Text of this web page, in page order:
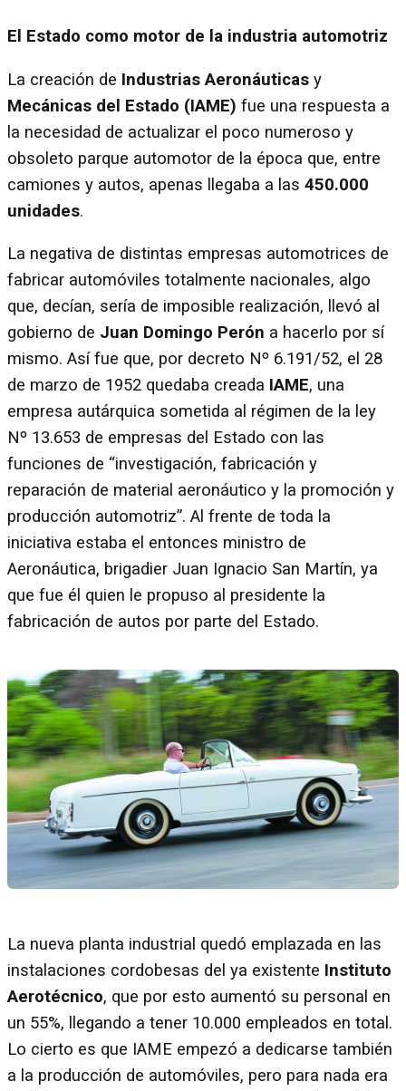
El Estado como motor de la industria automotriz
La creación de Industrias Aeronáuticas y
Mecánicas del Estado (IAME) fue una respuesta a
la necesidad de actualizar el poco numeroso y
obsoleto parque automotor de la época que, entre
camiones y autos, apenas llegaba a las 450.000
unidades.
La negativa de distintas empresas automotrices de
fabricar automóviles totalmente nacionales, algo
que, decían, sería de imposible realización, llevó al
gobierno de Juan Domingo Perón a hacerlo por sí
mismo. Así fue que, por decreto Nº 6.191/52, el 28
de marzo de 1952 quedaba creada IAME, una
empresa autárquica sometida al régimen de la ley
Nº 13.653 de empresas del Estado con las
funciones de “investigación, fabricación y
reparación de material aeronáutico y la promoción y
producción automotriz”. Al frente de toda la
iniciativa estaba el entonces ministro de
Aeronáutica, brigadier Juan Ignacio San Martín, ya
que fue él quien le propuso al presidente la
fabricación de autos por parte del Estado.
La nueva planta industrial quedó emplazada en las
instalaciones cordobesas del ya existente Instituto
Aerotécnico, que por esto aumentó su personal en
un 55%, llegando a tener 10.000 empleados en total.
Lo cierto es que IAME empezó a dedicarse también
a la producción de automóviles, pero para nada era